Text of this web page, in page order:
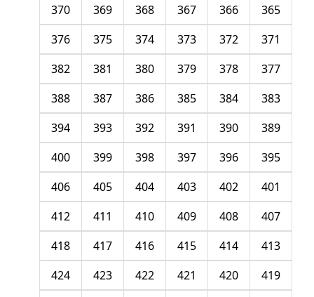
365
366
367
368
369
370
371
372
373
374
375
376
377
378
379
380
381
382
383
384
385
386
387
388
389
390
391
392
393
394
395
396
397
398
399
400
401
402
403
404
405
406
407
408
409
410
411
412
413
414
415
416
417
418
419
420
421
422
423
424